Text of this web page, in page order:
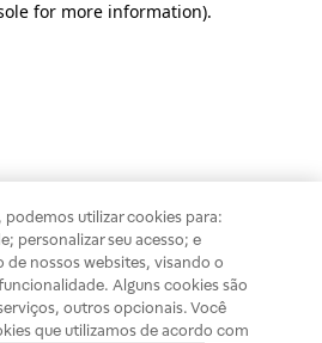
for more information).
podemos utilizar cookies para:
personalizar seu acesso; e
de nossos websites, visando o
Alguns cookies são
outros opcionais. Você
que utilizamos de acordo com